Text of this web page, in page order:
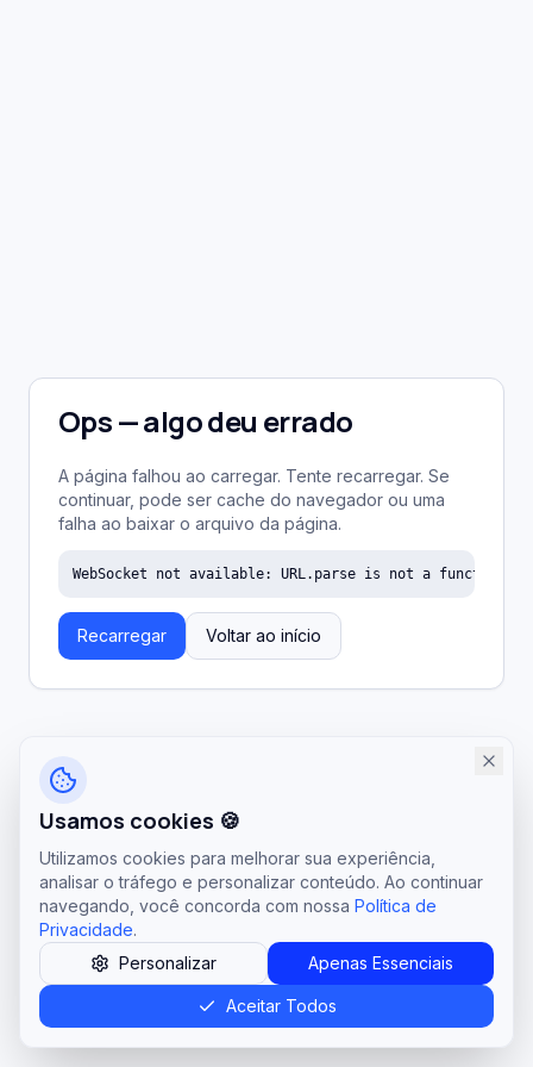
Ops — algo deu errado
A página falhou ao carregar. Tente recarregar. Se
continuar, pode ser cache do navegador ou uma
falha ao baixar o arquivo da página.
WebSocket not available: URL.parse is not a function
Recarregar Voltar ao início
Usamos cookies 🍪
Utilizamos cookies para melhorar sua experiência,
analisar o tráfego e personalizar conteúdo. Ao continuar
navegando, você concorda com nossa Política de
Privacidade.
Personalizar
Apenas Essenciais
Aceitar Todos